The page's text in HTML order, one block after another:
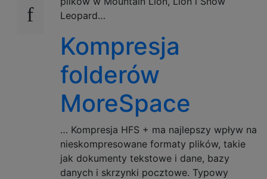
Leopard…
Kompresja
folderów
MoreSpace
… Kompresja HFS + ma najlepszy wpływ na
nieskompresowane formaty plików, takie
jak dokumenty tekstowe i dane, bazy
danych i skrzynki pocztowe. Typowy